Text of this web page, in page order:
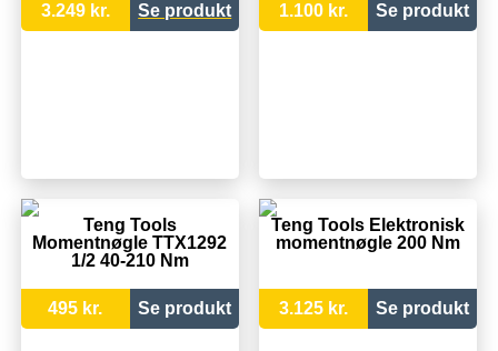
3.249 kr. Se produkt 1.100 kr. Se produkt
Teng Tools
Momentnøgle TTX1292
1/2 40-210 Nm
495 kr. Se produkt
Teng Tools Elektronisk
momentnøgle 200 Nm
3.125 kr. Se produkt